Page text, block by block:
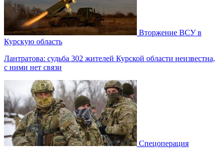
Вторжение ВСУ в
Курскую область
Лантратова: судьба 302 жителей Курской области неизвестна,
с ними нет связи
Спецоперация